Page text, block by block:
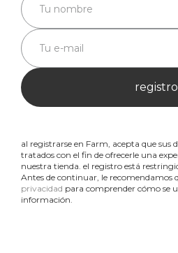
registro
al registrarse en Farm, acepta que sus
tratados con el fin de ofrecerle una
nuestra tienda. el registro está
Antes de continuar, le recomendamos
privacidad para comprender cómo se
información.